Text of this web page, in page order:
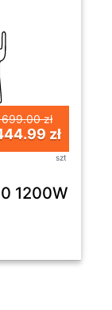
zł
zł
szt
1200W